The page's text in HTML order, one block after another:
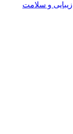
زیبایی و سلامت